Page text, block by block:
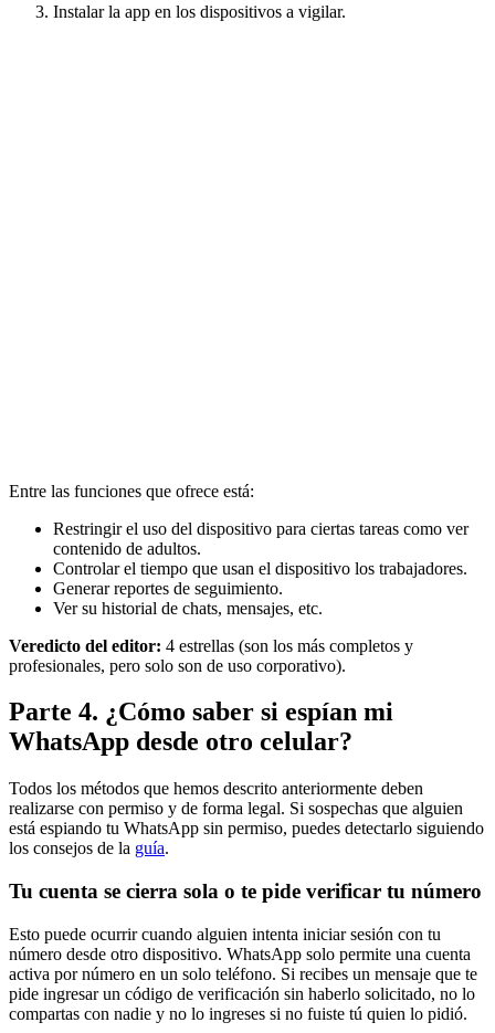
Instalar la app en los dispositivos a vigilar.
Entre las funciones que ofrece está:
Restringir el uso del dispositivo para ciertas tareas como ver
contenido de adultos.
Controlar el tiempo que usan el dispositivo los trabajadores.
Generar reportes de seguimiento.
Ver su historial de chats, mensajes, etc.
Veredicto del editor: 4 estrellas (son los más completos y
profesionales, pero solo son de uso corporativo).
Parte 4. ¿Cómo saber si espían mi
WhatsApp desde otro celular?
Todos los métodos que hemos descrito anteriormente deben
realizarse con permiso y de forma legal. Si sospechas que alguien
está espiando tu WhatsApp sin permiso, puedes detectarlo siguiendo
los consejos de la guía.
Tu cuenta se cierra sola o te pide verificar tu número
Esto puede ocurrir cuando alguien intenta iniciar sesión con tu
número desde otro dispositivo. WhatsApp solo permite una cuenta
activa por número en un solo teléfono. Si recibes un mensaje que te
pide ingresar un código de verificación sin haberlo solicitado, no lo
compartas con nadie y no lo ingreses si no fuiste tú quien lo pidió.